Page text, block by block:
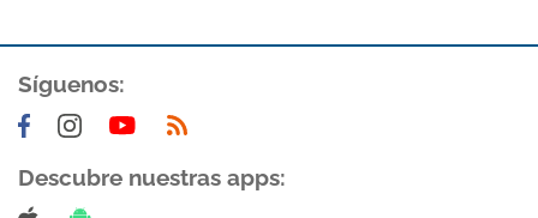
ACEPTAR
Síguenos:
Descubre nuestras apps: